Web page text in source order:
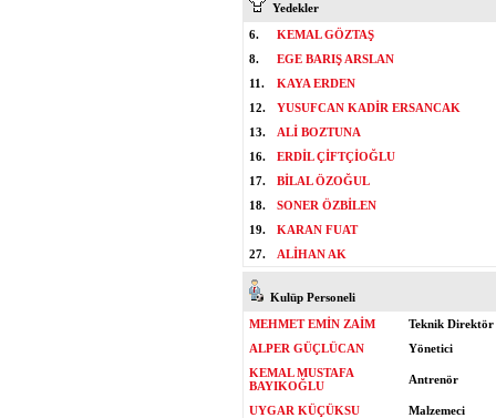
Yedekler
6.
KEMAL GÖZTAŞ
8.
EGE BARIŞ ARSLAN
11.
KAYA ERDEN
12.
YUSUFCAN KADİR ERSANCAK
13.
ALİ BOZTUNA
16.
ERDİL ÇİFTÇİOĞLU
17.
BİLAL ÖZOĞUL
18.
SONER ÖZBİLEN
19.
KARAN FUAT
27.
ALİHAN AK
Kulüp Personeli
MEHMET EMİN ZAİM
Teknik Direktör
ALPER GÜÇLÜCAN
Yönetici
KEMAL MUSTAFA
BAYIKOĞLU
Antrenör
UYGAR KÜÇÜKSU
Malzemeci